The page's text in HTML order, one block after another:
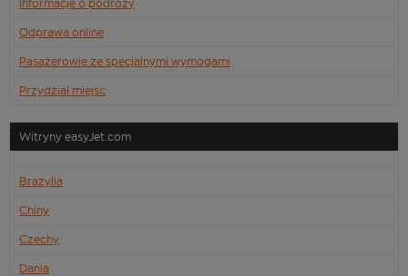
Informacje o podróży
Odprawa online
Pasażerowie ze specjalnymi wymogami
Przydział miejsc
Witryny easyJet.com
Brazylia
Chiny
Czechy
Dania